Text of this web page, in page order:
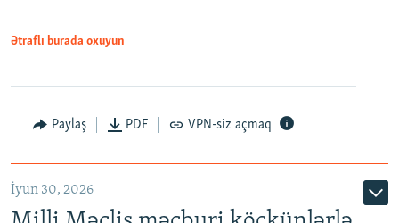
Ətraflı burada oxuyun
Paylaş PDF VPN-siz açmaq
İyun 30, 2026